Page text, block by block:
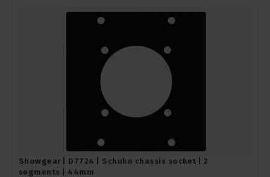
Showgear | D7724 | Schuko chassis socket | 2
segments | 44mm